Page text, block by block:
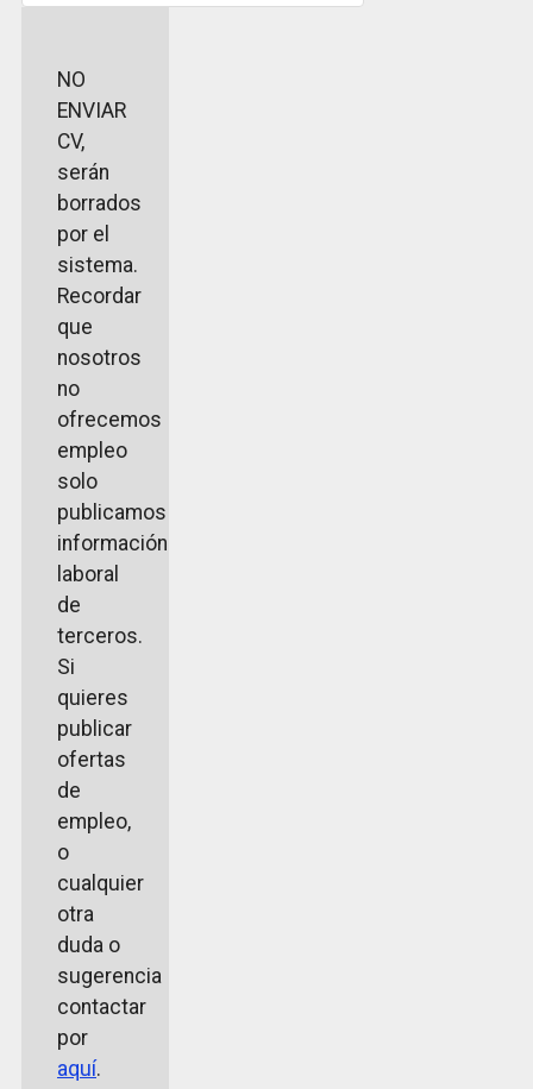
NO
ENVIAR
CV,
serán
borrados
por el
sistema.
Recordar
que
nosotros
no
ofrecemos
empleo
solo
publicamos
información
laboral
de
terceros.
Si
quieres
publicar
ofertas
de
empleo,
o
cualquier
otra
duda o
sugerencia
contactar
por
aquí.